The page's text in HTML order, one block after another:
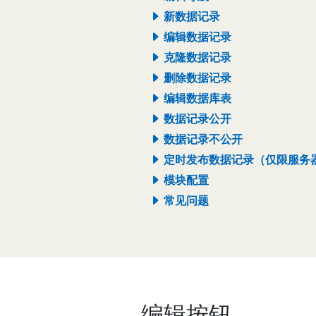
新数据记录
编辑数据记录
克隆数据记录
删除数据记录
编辑数据库表
数据记录公开
数据记录不公开
定时发布数据记录（仅限服务
模块配置
常见问题